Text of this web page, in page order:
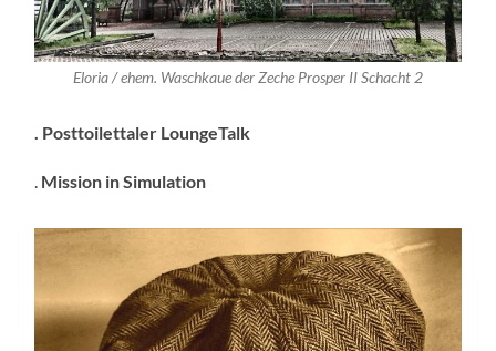
Eloria / ehem. Waschkaue der Zeche Prosper II Schacht 2
. Posttoilettaler LoungeTalk
. Mission in Simulation